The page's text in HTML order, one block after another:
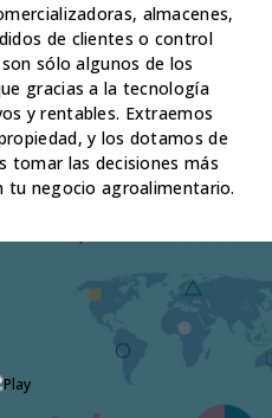
para gestionar la
los costes y tareas de
almacenes,
de clientes o control
sólo algunos de los
gracias a la tecnología
y rentables. Extraemos
y los dotamos de
tomar las decisiones más
tu negocio agroalimentario.